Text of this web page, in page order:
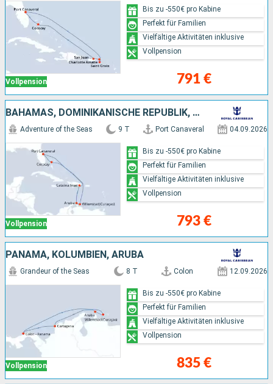
Vollpension 791 €
Bis zu -550€ pro Kabine
Perfekt für Familien
Vielfältige Aktivitäten inklusive
Vollpension
BAHAMAS, DOMINIKANISCHE REPUBLIK, ARUBA, VEREINIGTE STAATEN VON AMERIKA
Vollpension
Adventure of the Seas 9 T Port Canaveral 04.09.2026
793 €
Bis zu -550€ pro Kabine
Perfekt für Familien
Vielfältige Aktivitäten inklusive
Vollpension
PANAMA, KOLUMBIEN, ARUBA
Vollpension
Grandeur of the Seas 8 T Colon 12.09.2026
835 €
Bis zu -550€ pro Kabine
Perfekt für Familien
Vielfältige Aktivitäten inklusive
Vollpension